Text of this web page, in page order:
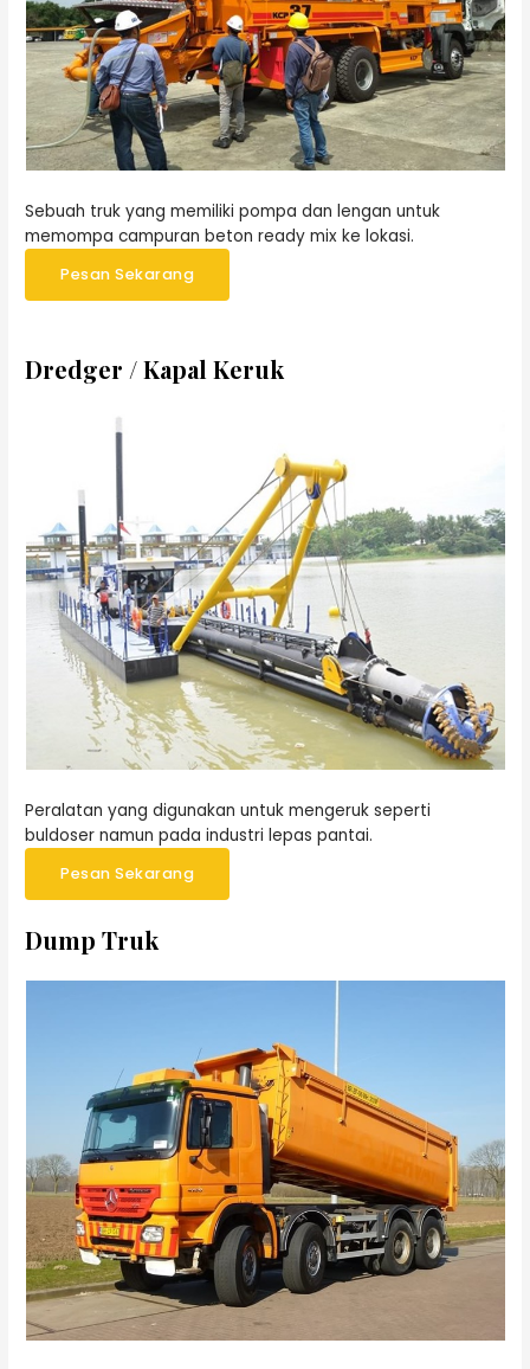
Sebuah truk yang memiliki pompa dan lengan untuk
memompa campuran beton ready mix ke lokasi.
Pesan Sekarang
Dredger / Kapal Keruk
Peralatan yang digunakan untuk mengeruk seperti
buldoser namun pada industri lepas pantai.
Pesan Sekarang
Dump Truk